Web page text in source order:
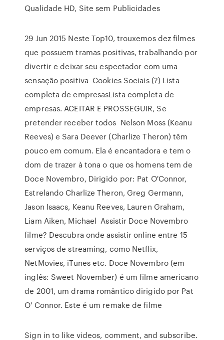
Qualidade HD, Site sem Publicidades
29 Jun 2015 Neste Top10, trouxemos dez filmes
que possuem tramas positivas, trabalhando por
divertir e deixar seu espectador com uma
sensação positiva Cookies Sociais (?) Lista
completa de empresasLista completa de
empresas. ACEITAR E PROSSEGUIR, Se
pretender receber todos Nelson Moss (Keanu
Reeves) e Sara Deever (Charlize Theron) têm
pouco em comum. Ela é encantadora e tem o
dom de trazer à tona o que os homens tem de
Doce Novembro, Dirigido por: Pat O'Connor,
Estrelando Charlize Theron, Greg Germann,
Jason Isaacs, Keanu Reeves, Lauren Graham,
Liam Aiken, Michael Assistir Doce Novembro
filme? Descubra onde assistir online entre 15
serviços de streaming, como Netflix,
NetMovies, iTunes etc. Doce Novembro (em
inglês: Sweet November) é um filme americano
de 2001, um drama romântico dirigido por Pat
O' Connor. Este é um remake de filme
Sign in to like videos, comment, and subscribe.